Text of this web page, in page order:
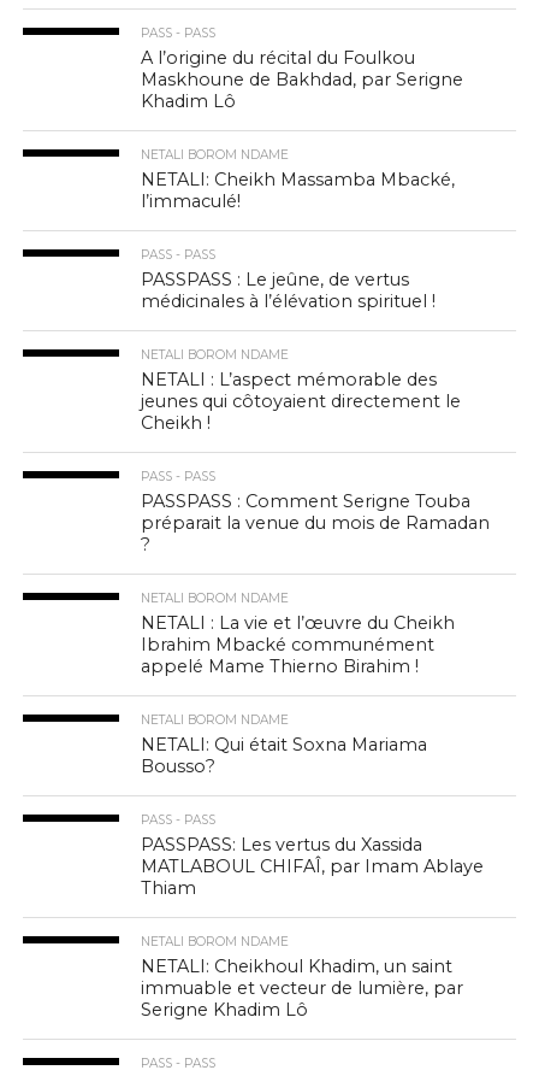
PASS - PASS
A l’origine du récital du Foulkou
Maskhoune de Bakhdad, par Serigne
Khadim Lô
NETALI BOROM NDAME
NETALI: Cheikh Massamba Mbacké,
l’immaculé!
PASS - PASS
PASSPASS : Le jeûne, de vertus
médicinales à l’élévation spirituel !
NETALI BOROM NDAME
NETALI : L’aspect mémorable des
jeunes qui côtoyaient directement le
Cheikh !
PASS - PASS
PASSPASS : Comment Serigne Touba
préparait la venue du mois de Ramadan
?
NETALI BOROM NDAME
NETALI : La vie et l’œuvre du Cheikh
Ibrahim Mbacké communément
appelé Mame Thierno Birahim !
NETALI BOROM NDAME
NETALI: Qui était Soxna Mariama
Bousso?
PASS - PASS
PASSPASS: Les vertus du Xassida
MATLABOUL CHIFAÎ, par Imam Ablaye
Thiam
NETALI BOROM NDAME
NETALI: Cheikhoul Khadim, un saint
immuable et vecteur de lumière, par
Serigne Khadim Lô
PASS - PASS